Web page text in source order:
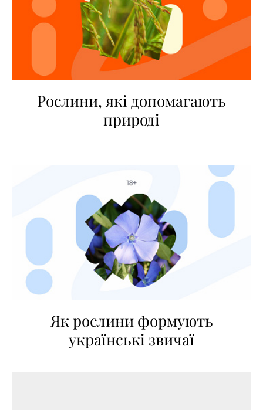
Рослини, які допомагають
природі
Як рослини формують
українські звичаї